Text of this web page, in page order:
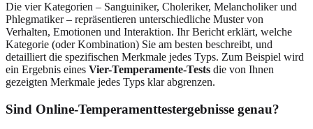
Die vier Kategorien – Sanguiniker, Choleriker, Melancholiker und
Phlegmatiker – repräsentieren unterschiedliche Muster von
Verhalten, Emotionen und Interaktion. Ihr Bericht erklärt, welche
Kategorie (oder Kombination) Sie am besten beschreibt, und
detailliert die spezifischen Merkmale jedes Typs. Zum Beispiel wird
ein Ergebnis eines Vier-Temperamente-Tests die von Ihnen
gezeigten Merkmale jedes Typs klar abgrenzen.
Sind Online-Temperamenttestergebnisse genau?